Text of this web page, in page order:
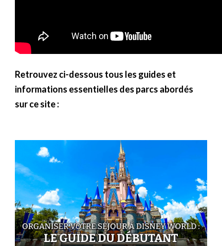
Retrouvez ci-dessous tous les guides et
informations essentielles des parcs abordés
sur ce site :